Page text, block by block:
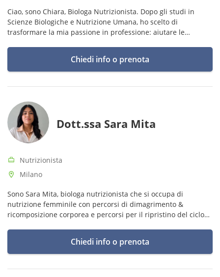
Ciao, sono Chiara, Biologa Nutrizionista. Dopo gli studi in
Scienze Biologiche e Nutrizione Umana, ho scelto di
trasformare la mia passione in professione: aiutare le
Chiedi info o prenota
Dott.ssa Sara Mita
Nutrizionista
Milano
Sono Sara Mita, biologa nutrizionista che si occupa di
nutrizione femminile con percorsi di dimagrimento &
ricomposizione corporea e percorsi per il ripristino del ciclo
Chiedi info o prenota